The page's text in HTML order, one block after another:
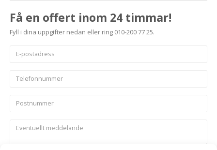
Få en offert inom 24 timmar!
Fyll i dina uppgifter nedan eller ring 010-200 77 25.